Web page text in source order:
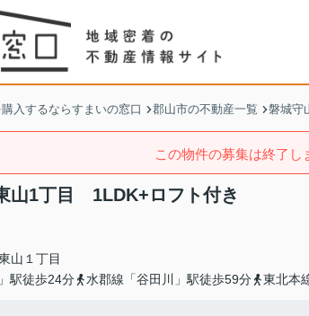
入するならすまいの窓口 郡山市の不動産一覧 磐城守
この物件の募集は終了し
山1丁目 1LDK+ロフト付き
山 １丁目
駅徒歩24分
水郡線「谷田川」駅徒歩59分 東北本